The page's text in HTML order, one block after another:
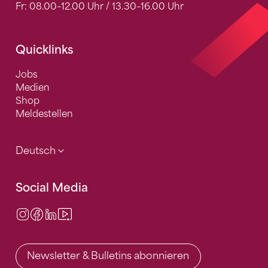
Fr: 08.00–12.00 Uhr / 13.30–16.00 Uhr
Quicklinks
Jobs
Medien
Shop
Meldestellen
Deutsch
Social Media
Instagram
Facebook
LinkedIn
Newsletter & Bulletins abonnieren